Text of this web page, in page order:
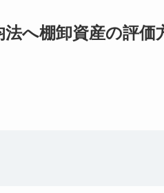
へ棚卸資産の評価